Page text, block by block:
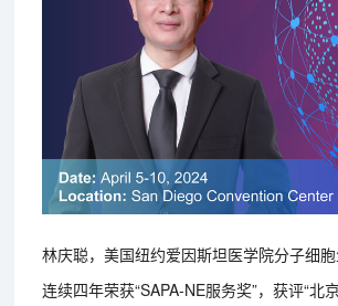
林庆聪，美国纽约爱因斯坦医学院分子细
连续四年荣获“SAPA-NE服务奖”，获评“北